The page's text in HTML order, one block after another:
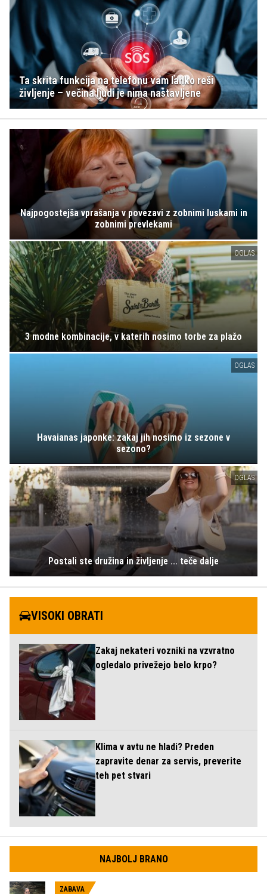
Ta skrita funkcija na telefonu vam lahko reši
življenje – večina ljudi je nima nastavljene
Najpogostejša vprašanja v povezavi z zobnimi luskami in
zobnimi prevlekami
OGLAS
3 modne kombinacije, v katerih nosimo torbe za plažo
OGLAS
Havaianas japonke: zakaj jih nosimo iz sezone v
sezono?
OGLAS
Postali ste družina in življenje ... teče dalje
VISOKI OBRATI
Zakaj nekateri vozniki na vzvratno
ogledalo privežejo belo krpo?
Klima v avtu ne hladi? Preden
zapravite denar za servis, preverite
teh pet stvari
NAJBOLJ BRANO
ZABAVA